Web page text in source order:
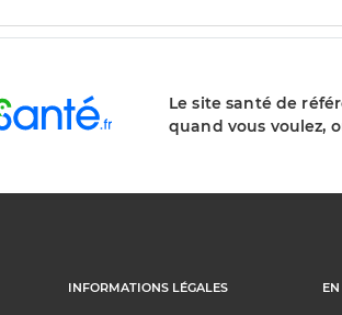
Le site santé de
quand vous voulez,
INFORMATIONS LÉGALES